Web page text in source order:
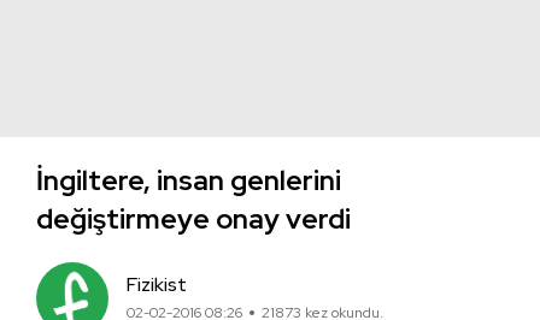
İngiltere, insan genlerini
değiştirmeye onay verdi
Fizikist
02-02-2016 08:26 21873 kez okundu.